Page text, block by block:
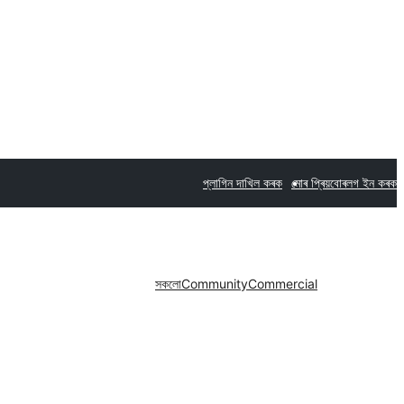
প্লাগিন দাখিল কৰক মোৰ প্ৰিয়বোৰলগ ইন কৰক
সকলোCommunityCommercial